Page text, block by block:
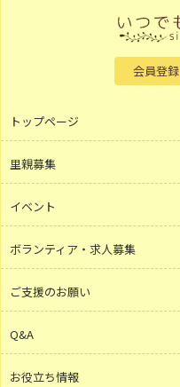
会員登録
トップページ
里親募集
イベント
ボランティア・求人募集
ご支援のお願い
Q&A
お役立ち情報